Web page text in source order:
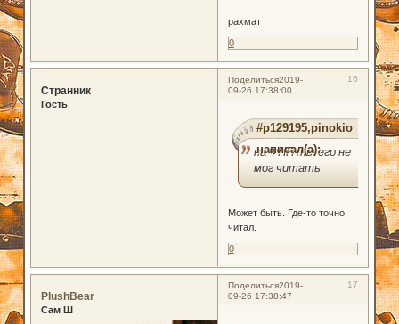
рахмат
0
Поделиться 16
2019-
09-26 17:38:00
Странник
Гость
#p129195,pinokio
написал(а):
на ФНП ты его не
мог читать
Может быть. Где-то точно
читал.
0
Поделиться 17
2019-
09-26 17:38:47
PlushBear
Сам Ш